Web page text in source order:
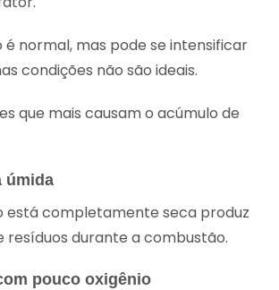
é normal, mas pode se intensificar
condições não são ideais.
que mais causam o acúmulo de
úmida
está completamente seca produz
resíduos durante a combustão.
pouco oxigênio